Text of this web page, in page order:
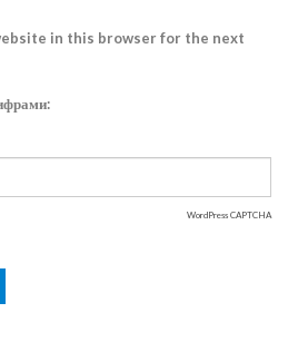
in this browser for the next
WordPress CAPTCHA